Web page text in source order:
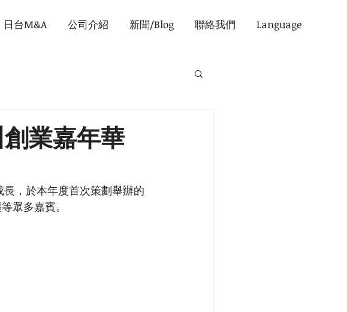
日台M&A 公司介紹 新聞/Blog 聯絡我們 Language
業嘉年華
長，於本年度首次策劃舉辦的
眾多嘉賓。